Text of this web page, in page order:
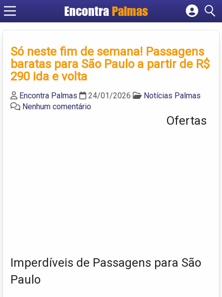
Encontra Palmas
Cadastrar empresa
Criar conta
Só neste fim de semana! Passagens
baratas para São Paulo a partir de R$
290 ida e volta
Encontra Palmas 24/01/2026
Notícias Palmas
Nenhum comentário
Ofertas
Imperdíveis de Passagens para São
Paulo